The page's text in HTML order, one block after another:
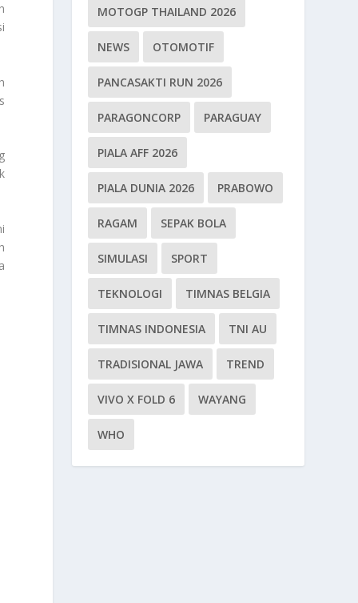
MOTOGP THAILAND 2026
NEWS OTOMOTIF
PANCASAKTI RUN 2026
PARAGONCORP PARAGUAY
PIALA AFF 2026
PIALA DUNIA 2026 PRABOWO
RAGAM SEPAK BOLA
SIMULASI SPORT
TEKNOLOGI TIMNAS BELGIA
TIMNAS INDONESIA TNI AU
TRADISIONAL JAWA TREND
VIVO X FOLD 6 WAYANG
WHO